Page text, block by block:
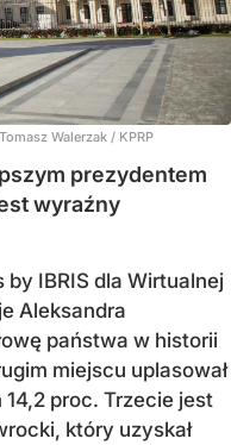
Tomasz Walerzak / KPRP
prezydentem
wyraźny
by IBRIS dla Wirtualnej
Aleksandra
państwa w historii
miejscu uplasował
proc. Trzecie jest
który uzyskał